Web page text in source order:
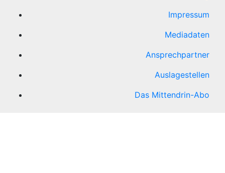
Impressum
Mediadaten
Ansprechpartner
Auslagestellen
Das Mittendrin-Abo